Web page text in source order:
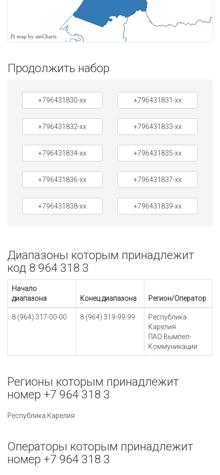
JS map by amCharts
Продолжить набор
+796431830-xx +796431831-xx
+796431832-xx +796431833-xx
+796431834-xx +796431835-xx
+796431836-xx +796431837-xx
+796431838-xx +796431839-xx
Диапазоны которым принадлежит
код 8 964 318 3
Начало
диапазона
Конец диапазона Регион/Оператор
8 (964) 317-00-00 8 (964) 319-99-99
Республика
Карелия
ПАО Вымпел-
Коммуникации
Регионы которым принадлежит
номер +7 964 318 3
Республика Карелия
Операторы которым принадлежит
номер +7 964 318 3